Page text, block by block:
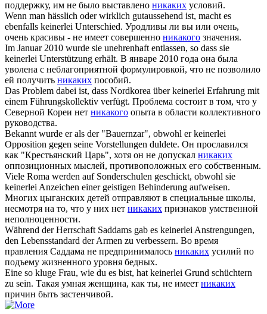
поддержку, им не было выставлено никаких условий.
Wenn man hässlich oder wirklich gutaussehend ist, macht es
ebenfalls keinerlei Unterschied. Уродливы ли вы или очень,
очень красивы - не имеет совершенно никакого значения.
Im Januar 2010 wurde sie unehrenhaft entlassen, so dass sie
keinerlei Unterstützung erhält. В январе 2010 года она была
уволена с неблагоприятной формулировкой, что не позволило
ей получить никаких пособий.
Das Problem dabei ist, dass Nordkorea überkeinerlei Erfahrung mit
einem Führungskollektiv verfügt. Проблема состоит в том, что у
Северной Кореи нет никакого опыта в области коллективного
руководства.
Bekannt wurde er als der "Bauernzar", obwohl erkeinerlei
Opposition gegen seine Vorstellungen duldete. Он прославился
как "Крестьянский Царь", хотя он не допускал никаких
оппозиционных мыслей, противоположных его собственным.
Viele Roma werden auf Sonderschulen geschickt, obwohl sie
keinerleiAnzeichen einer geistigen Behinderung aufweisen.
Многих цыганских детей отправляют в специальные школы,
несмотря на то, что у них нет никаких признаков умственной
неполноценности.
Während der Herrschaft Saddams gab es keinerleiAnstrengungen,
den Lebensstandard der Armen zu verbessern. Во время
правления Саддама не предпринималось никаких усилий по
подъему жизненного уровня бедных.
Eine so kluge Frau, wie du es bist, hatkeinerlei Grund schüchtern
zu sein. Такая умная женщина, как ты, не имеет никаких
причин быть застенчивой.